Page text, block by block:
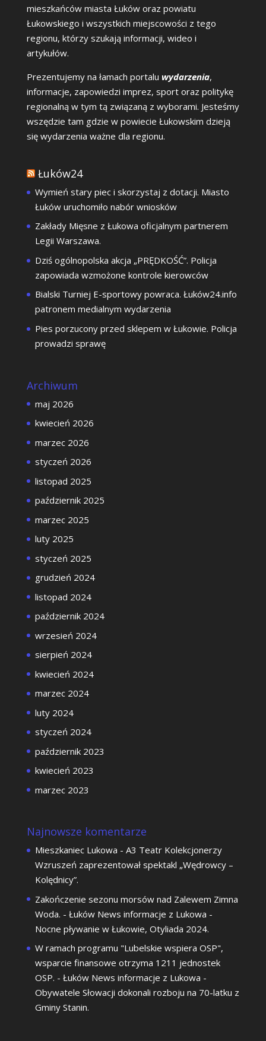
mieszkańców miasta Łuków oraz powiatu
Łukowskiego i wszystkich miejscowości z tego
regionu, którzy szukają informacji, wideo i
artykułów.
Prezentujemy na łamach portalu wydarzenia,
informacje, zapowiedzi imprez, sport oraz politykę
regionalną w tym tą związaną z wyborami. Jesteśmy
wszędzie tam gdzie w powiecie Łukowskim dzieją
się wydarzenia ważne dla regionu.
Łuków24
Wymień stary piec i skorzystaj z dotacji. Miasto
Łuków uruchomiło nabór wniosków
Zakłady Mięsne z Łukowa oficjalnym partnerem
Legii Warszawa.
Dziś ogólnopolska akcja „PRĘDKOŚĆ”. Policja
zapowiada wzmożone kontrole kierowców
Bialski Turniej E-sportowy powraca. Łuków24.info
patronem medialnym wydarzenia
Pies porzucony przed sklepem w Łukowie. Policja
prowadzi sprawę
Archiwum
maj 2026
kwiecień 2026
marzec 2026
styczeń 2026
listopad 2025
październik 2025
marzec 2025
luty 2025
styczeń 2025
grudzień 2024
listopad 2024
październik 2024
wrzesień 2024
sierpień 2024
kwiecień 2024
marzec 2024
luty 2024
styczeń 2024
październik 2023
kwiecień 2023
marzec 2023
Najnowsze komentarze
Mieszkaniec Lukowa - A3 Teatr Kolekcjonerzy
Wzruszeń zaprezentował spektakl „Wędrowcy –
Kolędnicy”.
Zakończenie sezonu morsów nad Zalewem Zimna
Woda. - Łuków News informacje z Lukowa -
Nocne pływanie w Łukowie, Otyliada 2024.
W ramach programu "Lubelskie wspiera OSP",
wsparcie finansowe otrzyma 1211 jednostek
OSP. - Łuków News informacje z Lukowa -
Obywatele Słowacji dokonali rozboju na 70-latku z
Gminy Stanin.